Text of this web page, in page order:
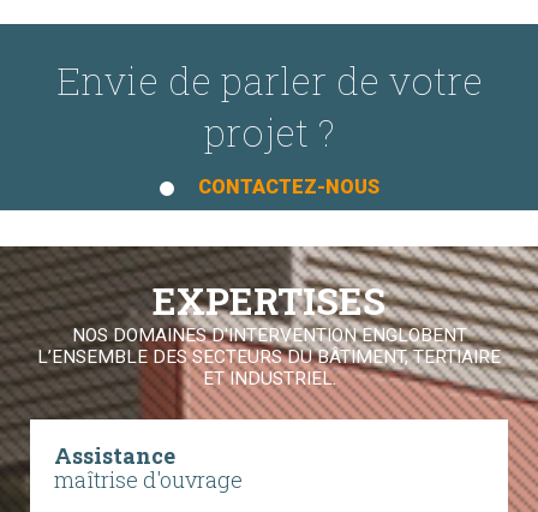
Envie de parler de votre
projet ?
CONTACTEZ-NOUS
EXPERTISES
NOS DOMAINES D'INTERVENTION ENGLOBENT
L’ENSEMBLE DES SECTEURS DU BÂTIMENT, TERTIAIRE
ET INDUSTRIEL.
Assistance
maîtrise d'ouvrage